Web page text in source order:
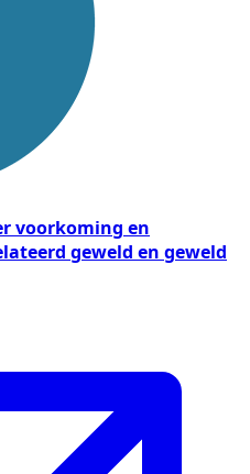
voorkoming en
geweld en geweld